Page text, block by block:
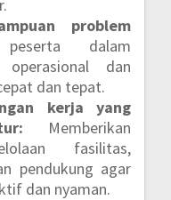
problem
dalam
operasional dan
dan tepat.
kerja yang
Memberikan
fasilitas,
pendukung agar
dan nyaman.